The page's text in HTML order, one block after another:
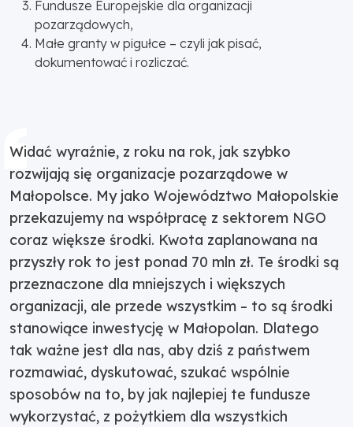
Fundusze Europejskie dla organizacji
pozarządowych,
Małe granty w pigułce – czyli jak pisać,
dokumentować i rozliczać.
Widać wyraźnie, z roku na rok, jak szybko
rozwijają się organizacje pozarządowe w
Małopolsce. My jako Województwo Małopolskie
przekazujemy na współpracę z sektorem NGO
coraz większe środki. Kwota zaplanowana na
przyszły rok to jest ponad 70 mln zł. Te środki są
przeznaczone dla mniejszych i większych
organizacji, ale przede wszystkim – to są środki
stanowiące inwestycję w Małopolan. Dlatego
tak ważne jest dla nas, aby dziś z państwem
rozmawiać, dyskutować, szukać wspólnie
sposobów na to, by jak najlepiej te fundusze
wykorzystać, z pożytkiem dla wszystkich